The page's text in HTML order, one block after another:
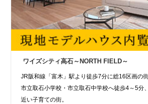
ワイズシティ高石～NORTH FIELD～
JR阪和線「富木」駅より徒歩7分に総16区画の
市立取石小学校・市立取石中学校へ徒歩4～5分
近い子育ての街。